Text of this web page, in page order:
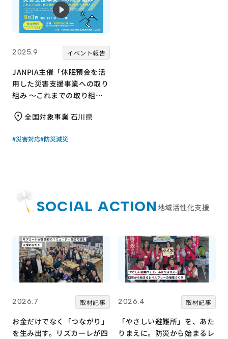
2025.9 イベント報告
JANPIA主催「休眠預金を活
用した災害支援事業への取り
組み ～これまでの取り組み
考える～」（2025年9月3日
全国対象事業 石川県
#災害対応#防災減災
SOCIAL ACTION 地域活性化支援
2026.7 取材記事
お金だけでなく「つながり」
を生み出す。リズカーレが四
2026.4 取材記事
「やさしい避難所」を、あた
りまえに。防災から始まるレ